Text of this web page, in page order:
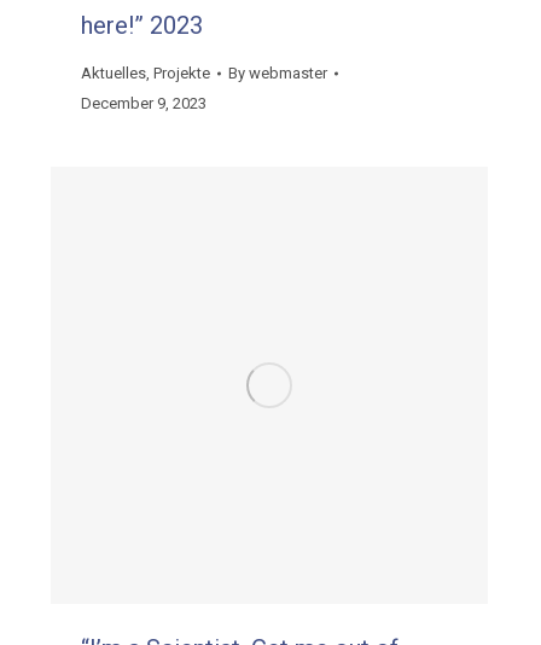
here!” 2023
Aktuelles,Projekte Bywebmaster
December 9, 2023